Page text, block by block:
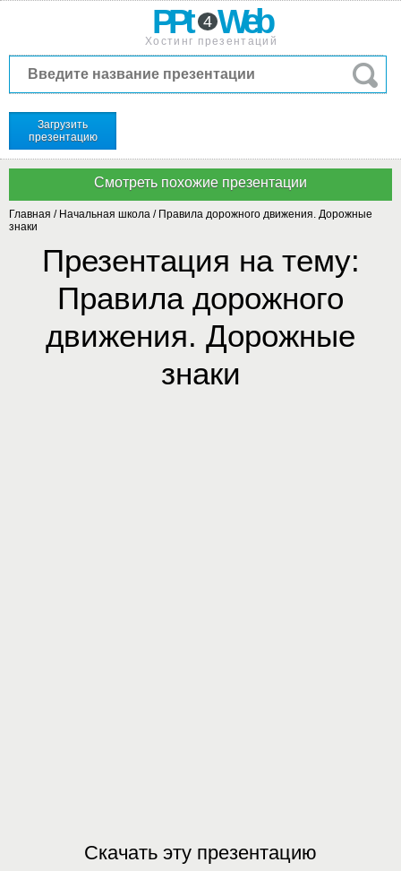
PPt 4 Web
Хостинг презентаций
Загрузить
презентацию
Главная / Начальная школа / Правила дорожного движения. Дорожные
знаки
Презентация на тему:
Правила дорожного
движения. Дорожные
знаки
Скачать эту презентацию